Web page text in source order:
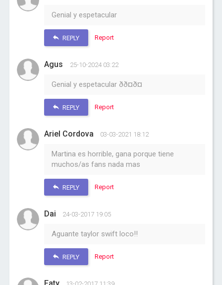
Genial y espetacular
REPLY Report
Agus 25-10-2024 03:22
Genial y espetacular ðð¤ð¤
REPLY Report
Ariel Cordova 03-03-2021 18:12
Martina es horrible, gana porque tiene
muchos/as fans nada mas
REPLY Report
Dai 24-03-2017 19:05
Aguante taylor swift loco!!
REPLY Report